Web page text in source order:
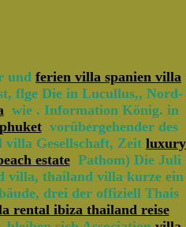
und ferien villa spanien villa
flge Die in Lucullus,, Nord-
wie . Information König. in
vorübergehender des
Gesellschaft, Zeit luxury
estatePathom) Die Juli
villa, thailand villa kurze ein
drei der offiziell Thais
rental ibiza thailand reise